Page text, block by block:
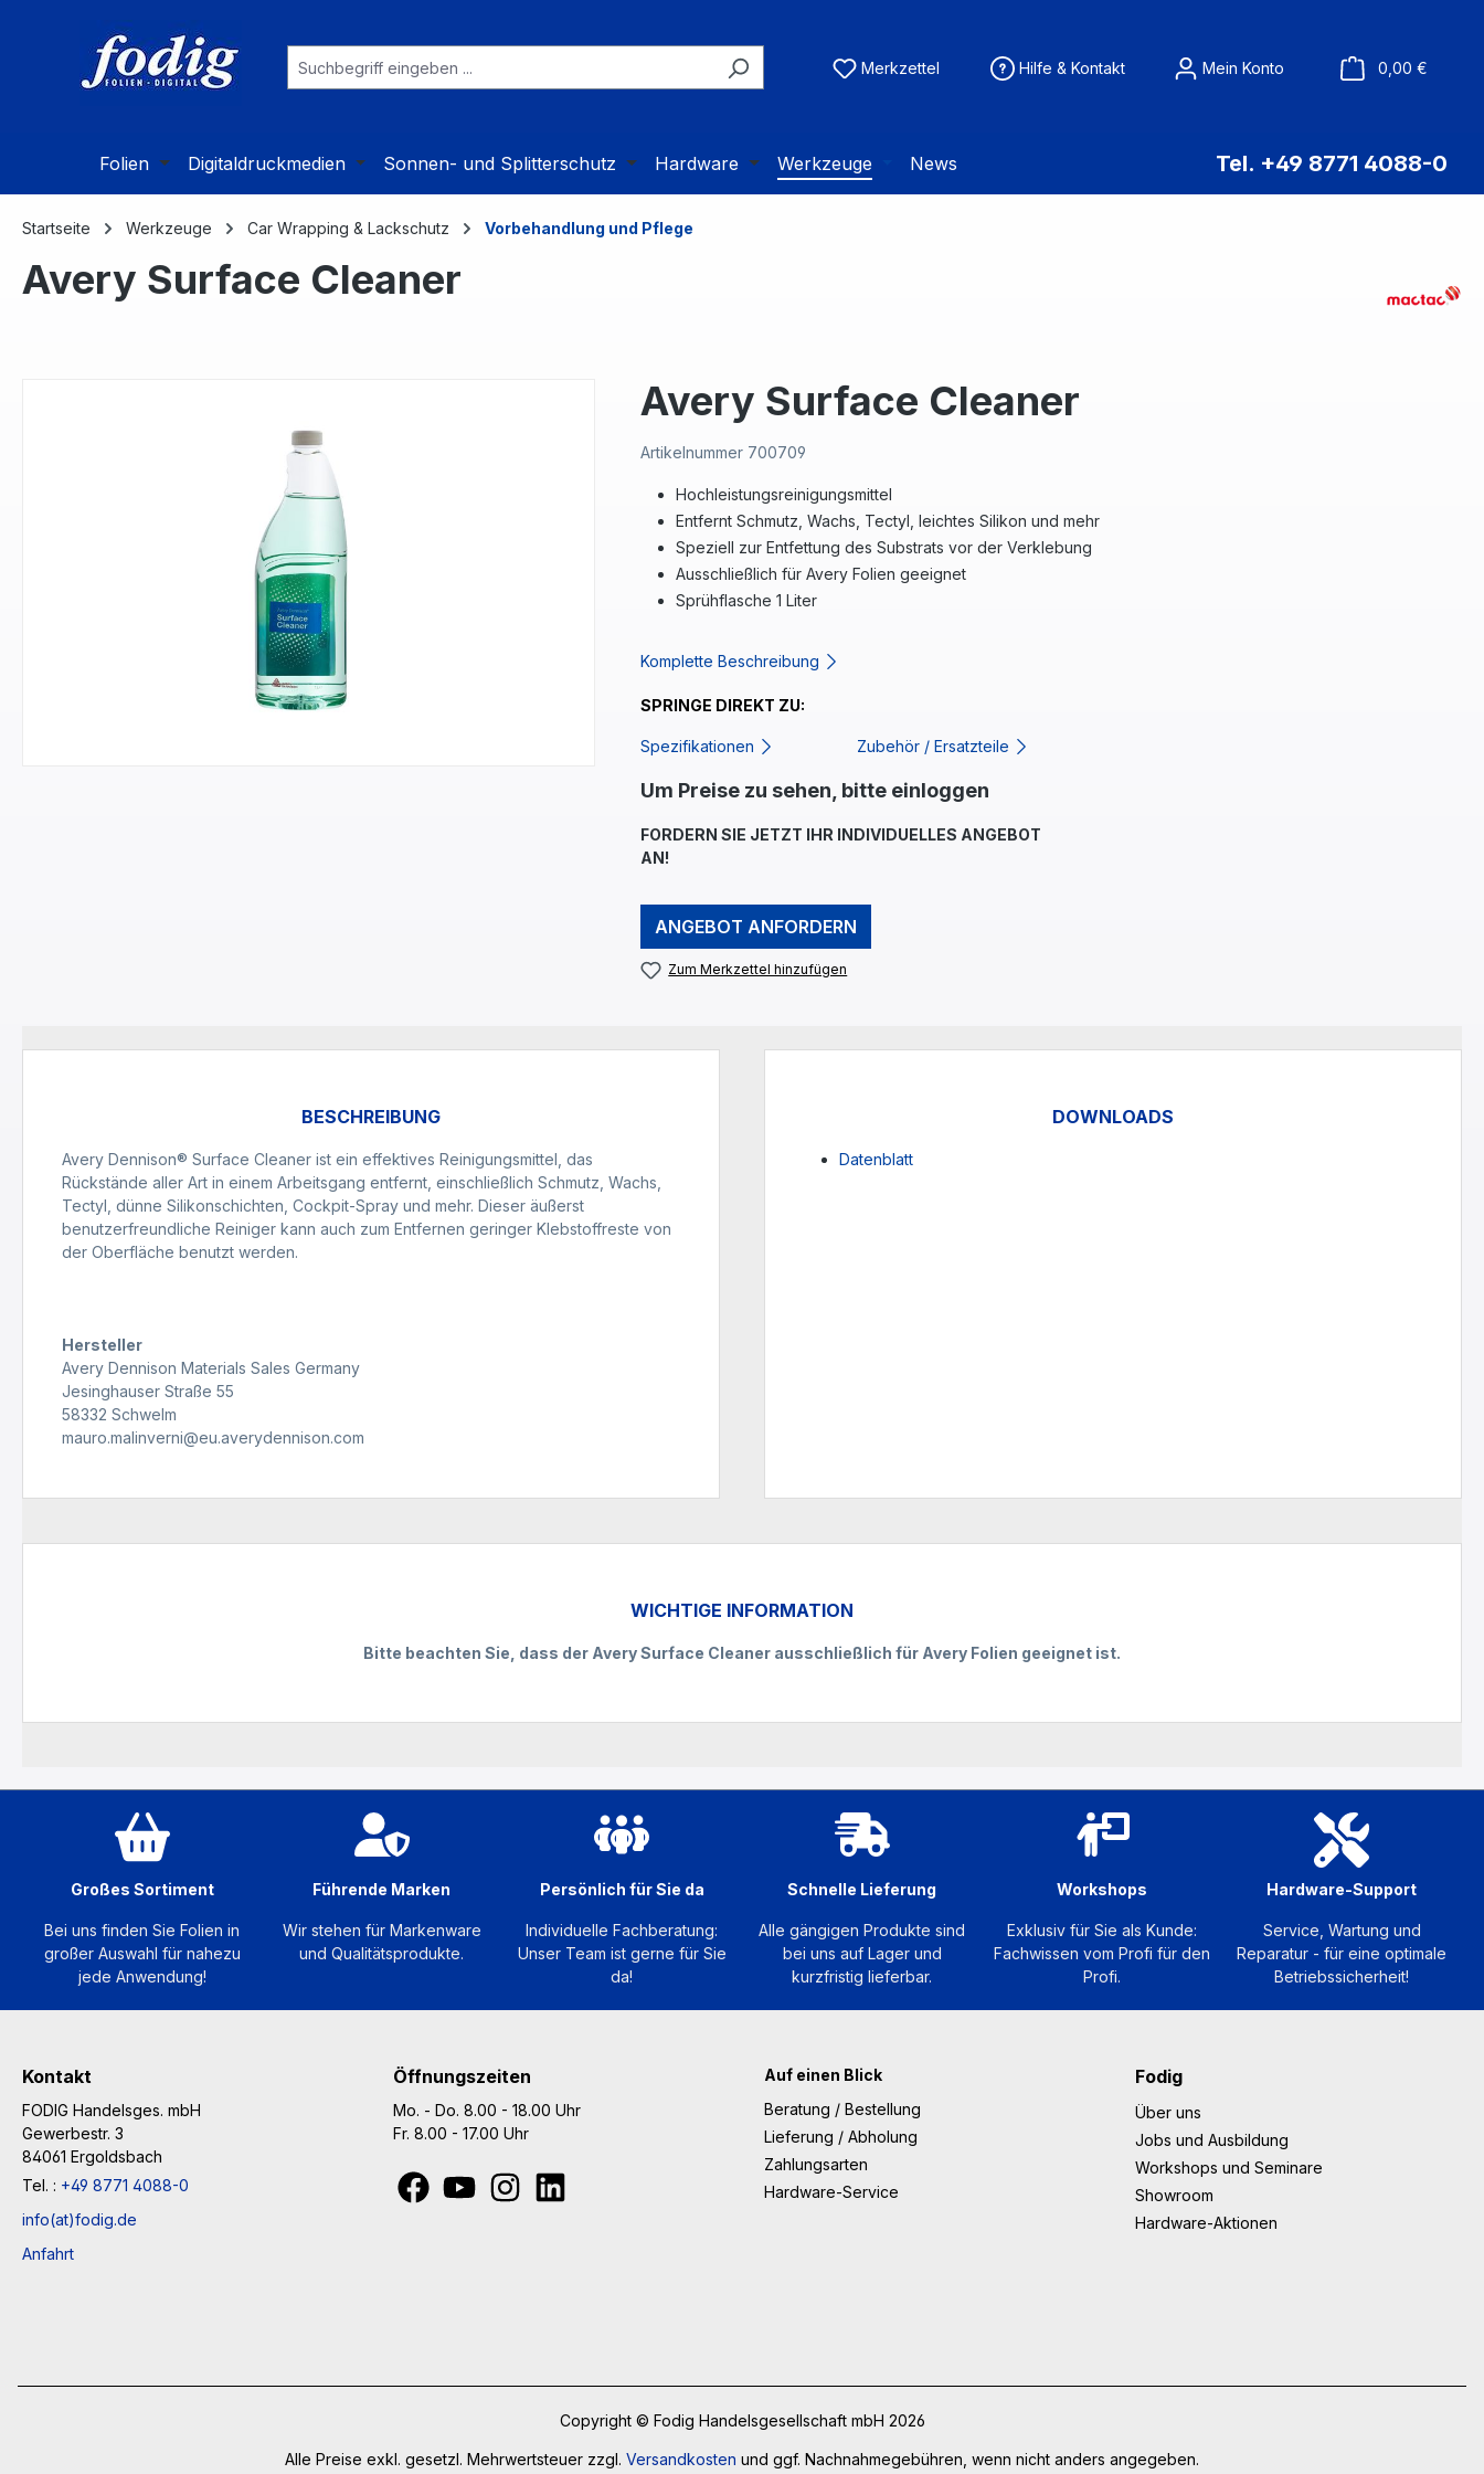
Hauptinhalt springen
Zur Suche springen
Zur Hauptnavigation springen
Merkzettel Hilfe & Kontakt Mein Konto 0,00 €
Folien Digitaldruckmedien Sonnen- und Splitterschutz Hardware Werkzeuge News Tel. +49 8771 4088-0
Startseite Werkzeuge Car Wrapping & Lackschutz Vorbehandlung und Pflege
Avery Surface Cleaner
Avery Surface Cleaner
Artikelnummer 700709
Hochleistungsreinigungsmittel
Entfernt Schmutz, Wachs, Tectyl, leichtes Silikon und mehr
Speziell zur Entfettung des Substrats vor der Verklebung
Ausschließlich für Avery Folien geeignet
Sprühflasche 1 Liter
Komplette Beschreibung
SPRINGE DIREKT ZU:
Spezifikationen Zubehör / Ersatzteile
Um Preise zu sehen, bitte einloggen
FORDERN SIE JETZT IHR INDIVIDUELLES ANGEBOT
AN!
ANGEBOT ANFORDERN
Zum Merkzettel hinzufügen
BESCHREIBUNG
Avery Dennison® Surface Cleaner ist ein effektives Reinigungsmittel, das
Rückstände aller Art in einem Arbeitsgang entfernt, einschließlich Schmutz, Wachs,
Tectyl, dünne Silikonschichten, Cockpit-Spray und mehr. Dieser äußerst
benutzerfreundliche Reiniger kann auch zum Entfernen geringer Klebstoffreste von
der Oberfläche benutzt werden.
Hersteller
Avery Dennison Materials Sales Germany
Jesinghauser Straße 55
58332 Schwelm
mauro.malinverni@eu.averydennison.com
DOWNLOADS
Datenblatt
WICHTIGE INFORMATION
Bitte beachten Sie, dass der Avery Surface Cleaner ausschließlich für Avery Folien geeignet ist.
Großes Sortiment
Bei uns finden Sie Folien in
großer Auswahl für nahezu
jede Anwendung!
Führende Marken
Wir stehen für Markenware
und Qualitätsprodukte.
Persönlich für Sie da
Individuelle Fachberatung:
Unser Team ist gerne für Sie
da!
Schnelle Lieferung
Alle gängigen Produkte sind
bei uns auf Lager und
kurzfristig lieferbar.
Workshops
Exklusiv für Sie als Kunde:
Fachwissen vom Profi für den
Profi.
Hardware-Support
Service, Wartung und
Reparatur - für eine optimale
Betriebssicherheit!
Kontakt
FODIG Handelsges. mbH
Gewerbestr. 3
84061 Ergoldsbach
Tel. : +49 8771 4088-0
info(at)fodig.de
Anfahrt
Öffnungszeiten
Mo. - Do. 8.00 - 18.00 Uhr
Fr. 8.00 - 17.00 Uhr
Auf einen Blick
Beratung / Bestellung
Lieferung / Abholung
Zahlungsarten
Hardware-Service
Fodig
Über uns
Jobs und Ausbildung
Workshops und Seminare
Showroom
Hardware-Aktionen
Copyright © Fodig Handelsgesellschaft mbH 2026
Alle Preise exkl. gesetzl. Mehrwertsteuer zzgl. Versandkosten und ggf. Nachnahmegebühren, wenn nicht anders angegeben.